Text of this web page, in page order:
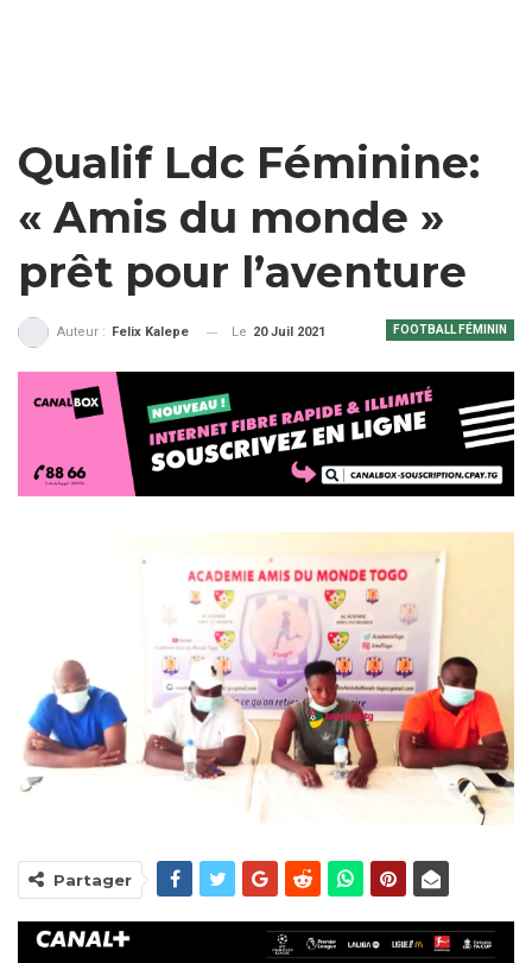
Qualif Ldc Féminine:
« Amis du monde »
prêt pour l’aventure
FOOTBALL FÉMININ
Auteur : Felix Kalepe Le 20 Juil 2021
Partager